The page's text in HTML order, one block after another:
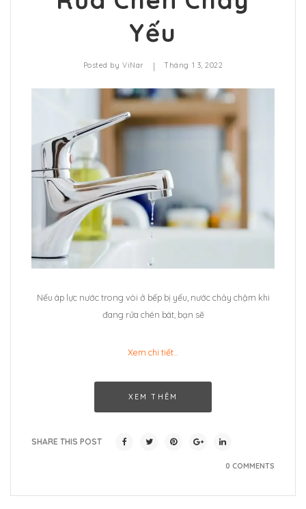
Yếu
Posted byViNar | Tháng 1 3, 2022
Nếu áp lực nước trong vòi ở bếp bị yếu, nước chảy chậm khi
đang rửa chén bát, bạn sẽ
Xem chi tiết…
XEM THÊM
SHARE THIS POST
0 COMMENTS